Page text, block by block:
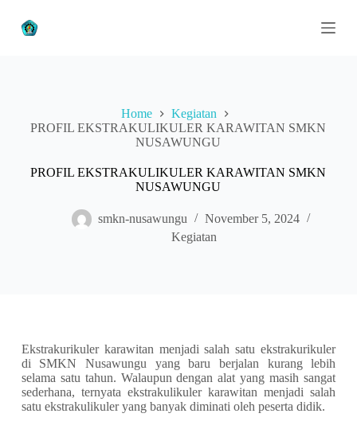
k
Home
Kegiatan
PROFIL EKSTRAKULIKULER KARAWITAN SMKN
NUSAWUNGU
PROFIL EKSTRAKULIKULER KARAWITAN SMKN
NUSAWUNGU
smkn-nusawungu
November 5, 2024
Kegiatan
Ekstrakurikuler karawitan menjadi salah satu ekstrakurikuler
di SMKN Nusawungu yang baru berjalan kurang lebih
selama satu tahun. Walaupun dengan alat yang masih sangat
sederhana, ternyata ekstrakulikuler karawitan menjadi salah
satu ekstrakulikuler yang banyak diminati oleh peserta didik.